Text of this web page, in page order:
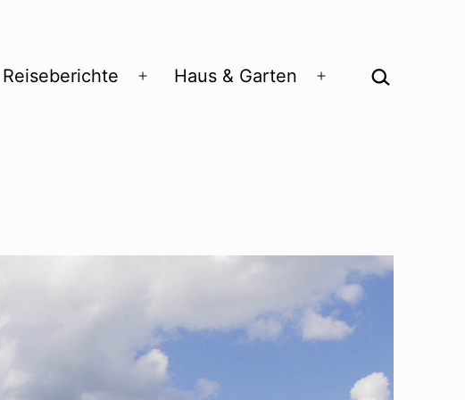
Reiseberichte
Menü
Haus & Garten Suchen …